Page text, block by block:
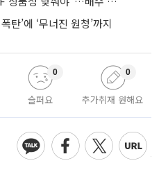
탄’에 ‘무너진 원청’까지
슬퍼요
0
추가취재 원해요
0